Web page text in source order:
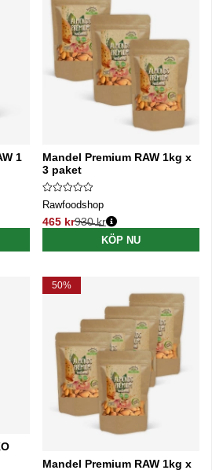
1
Mandel Premium RAW 1kg x
3 paket
Rawfoodshop
465 kr
Ordinarie pris:
930 kr
KÖP NU
50%
Mandel Premium RAW 1kg x